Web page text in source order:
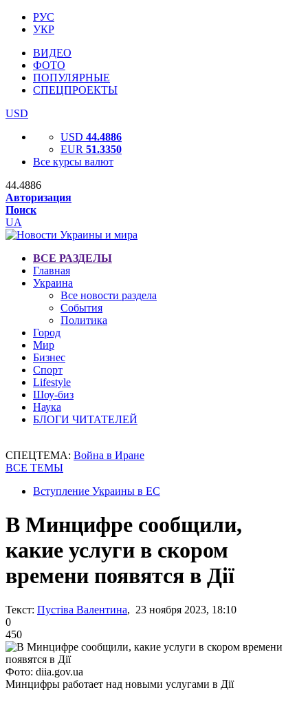
РУС
УКР
ВИДЕО
ФОТО
ПОПУЛЯРНЫЕ
СПЕЦПРОЕКТЫ
USD
USD 44.4886
EUR 51.3350
Все курсы валют
44.4886
Авторизация
Поиск
UA
ВСЕ РАЗДЕЛЫ
Главная
Украина
Все новости раздела
События
Политика
Город
Мир
Бизнес
Спорт
Lifestyle
Шоу-биз
Наука
БЛОГИ ЧИТАТЕЛЕЙ
СПЕЦТЕМА: Война в Иране
ВСЕ ТЕМЫ
Вступление Украины в ЕС
В Минцифре сообщили,
какие услуги в скором
времени появятся в Дії
Текст: Пустіва Валентина, 23 ноября 2023, 18:10
0
450
Фото: diia.gov.ua
Минцифры работает над новыми услугами в Дії